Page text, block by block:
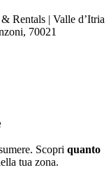
Rentals | Valle d’Itria
70021
Scopri quanto
tua zona.